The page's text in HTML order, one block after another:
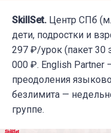
SkillSet. Центр СПб
дети, подростки и
297 ₽/урок (пакет 30
000 ₽. English
преодоления
безлимита —
группе.